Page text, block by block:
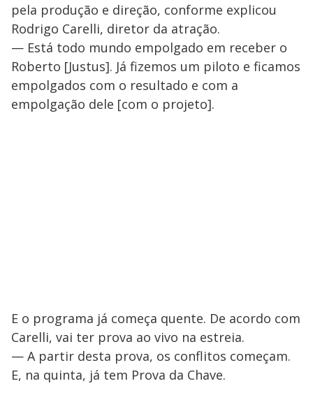
pela produção e direção, conforme explicou
Rodrigo Carelli, diretor da atração.
— Está todo mundo empolgado em receber o
Roberto [Justus]. Já fizemos um piloto e ficamos
empolgados com o resultado e com a
empolgação dele [com o projeto].
E o programa já começa quente. De acordo com
Carelli, vai ter prova ao vivo na estreia.
— A partir desta prova, os conflitos começam.
E, na quinta, já tem Prova da Chave.